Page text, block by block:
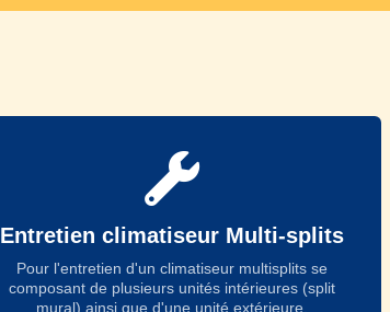
Entretien climatiseur Multi-splits
Pour l'entretien d'un climatiseur multisplits se
composant de plusieurs unités intérieures (split
mural) ainsi que d'une unité extérieure.